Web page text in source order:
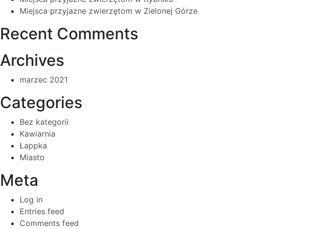
Miejsca przyjazne zwierzętom w Zielonej Górze
Recent Comments
Archives
marzec 2021
Categories
Bez kategorii
Kawiarnia
Łappka
Miasto
Meta
Log in
Entries feed
Comments feed